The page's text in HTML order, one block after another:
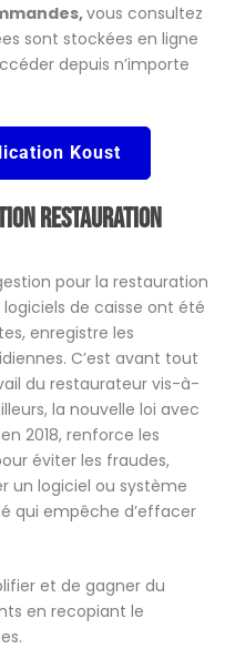
vous consultez
sont stockées en ligne
depuis n’importe
Koust
restauration
pour la restauration
logiciels de caisse ont été
enregistre les
C’est avant tout
du restaurateur vis-à-
la nouvelle loi avec
2018, renforce les
éviter les fraudes,
un logiciel ou système
qui empêche d’effacer
et de gagner du
en recopiant le